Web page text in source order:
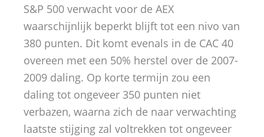
S&P 500 verwacht voor de AEX
waarschijnlijk beperkt blijft tot een nivo van
380 punten. Dit komt evenals in de CAC 40
overeen met een 50% herstel over de 2007-
2009 daling. Op korte termijn zou een
daling tot ongeveer 350 punten niet
verbazen, waarna zich de naar verwachting
laatste stijging zal voltrekken tot ongeveer